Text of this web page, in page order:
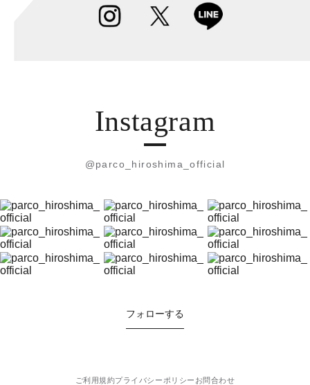
Instagram
@parco_hiroshima_official
フォローする
ご利用規約プライバシーポリシー お問合わせ